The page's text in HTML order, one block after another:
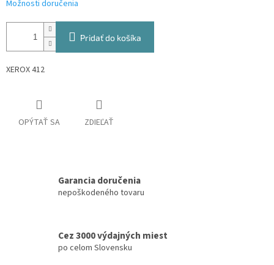
Možnosti doručenia
Pridať do košíka
XEROX 412
OPÝTAŤ SA ZDIEĽAŤ
Garancia doručenia
nepoškodeného tovaru
Cez 3000 výdajných miest
po celom Slovensku